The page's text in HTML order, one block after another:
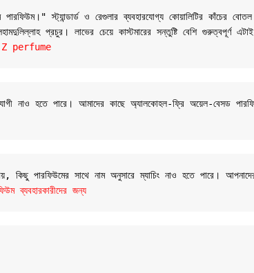
স্ট্যান্ডার্ড ও রেগুলার ব্যবহারযোগ্য কোয়ালিটির কাঁচের
প্রচুর। লাভের চেয়ে কাস্টমারের সন্তুষ্টি বেশি গুরুত্বপূর্ণ
Z perfume
নাও হতে পারে। আমাদের কাছে অ্যালকোহল-ফ্রি অয়েল-বেসড
কিছু পারফিউমের সাথে নাম অনুসারে ম্যাচিং নাও হতে পারে।
ব্যবহারকারীদের জন্য